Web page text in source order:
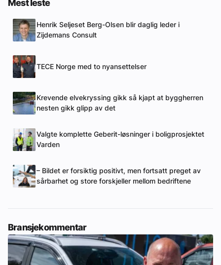
Mest leste
Henrik Seljeset Berg-Olsen blir daglig leder i
Zijdemans Consult
TECE Norge med to nyansettelser
Krevende elvekryssing gikk så kjapt at byggherren
nesten gikk glipp av det
Valgte komplette Geberit-løsninger i boligprosjektet
Varden
– Bildet er forsiktig positivt, men fortsatt preget av
sårbarhet og store forskjeller mellom bedriftene
Bransjekommentar